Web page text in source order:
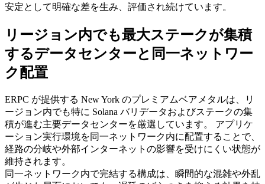
安定として明確な差を生み、評価され続けています。
リージョン内でも最大ステークが集積
するデータセンターと同一ネットワー
ク配置
ERPC が提供する New York のプレミアムベアメタルは、リ
ージョン内でも特に Solana バリデータおよびステークの集
積が進む主要データセンターを厳選しています。 アプリケ
ーション実行環境を同一ネットワーク内に配置することで、
経路の分岐や外部インターネットの影響を受けにくい状態が
維持されます。
同一ネットワーク内で完結する構成は、瞬間的な混雑や外乱